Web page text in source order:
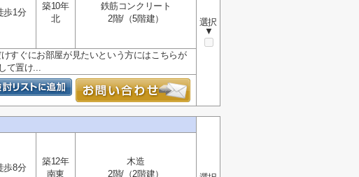
選択
▼
歩1分
築10年
北
鉄筋コンクリート
2階/（5階建）
すぐにお部屋が見たいという方にはこちらが
て置け...
歩8分
築12年
南東
木造
2階/（2階建）